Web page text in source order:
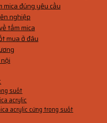
mica đúng yêu cầu
nghiệp
tấm mica
mua ở đâu
suốt
acrylic
acrylic cứng trong suốt